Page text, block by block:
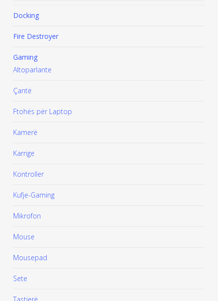
Docking
Fire Destroyer
Gaming
Altoparlante
Çantë
Ftohës për Laptop
Kamerë
Karrige
Kontroller
Kufje-Gaming
Mikrofon
Mouse
Mousepad
Sete